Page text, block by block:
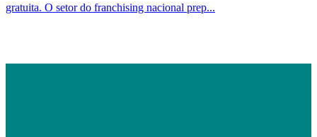
gratuita. O setor do franchising nacional prep...